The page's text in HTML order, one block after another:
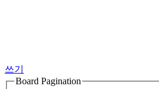
쓰기
Board Pagination